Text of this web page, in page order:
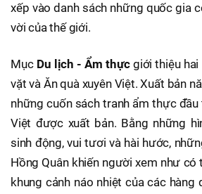
xếp vào danh sách những quốc gia
vời của thế giới.
Mục Du lịch - Ẩm thựcgiới thiệu hai
vặt và Ăn quà xuyên Việt. Xuất bản
những cuốn sách tranh ẩm thực
Việt được xuất bản. Bằng những
sinh động, vui tươi và hài hước,
Hồng Quân khiến người xem như
khung cảnh náo nhiệt của các hàng